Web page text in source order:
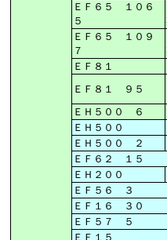
ＥＦ６５ １０６
５
ＥＦ６５ １０９
７
ＥＦ８１
ＥＦ８１ ９５
ＥＨ５００ ６
ＥＨ５００
ＥＨ５００ ２
ＥＦ６２ １５
ＥＨ２００
ＥＦ５６ ３
ＥＦ１６ ３０
ＥＦ５７ ５
ＥＦ１５